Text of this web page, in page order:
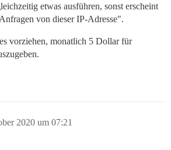
etwas ausführen, sonst erscheint
von dieser IP-Adresse".
vorziehen, monatlich 5 Dollar für
2020 um 07:21